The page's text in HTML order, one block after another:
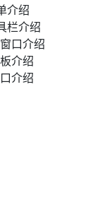
介绍
栏介绍
口介绍
介绍
介绍